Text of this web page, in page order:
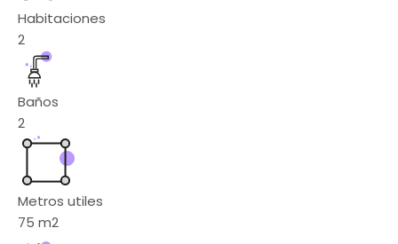
Habitaciones
2
Baños
2
Metros utiles
75 m2